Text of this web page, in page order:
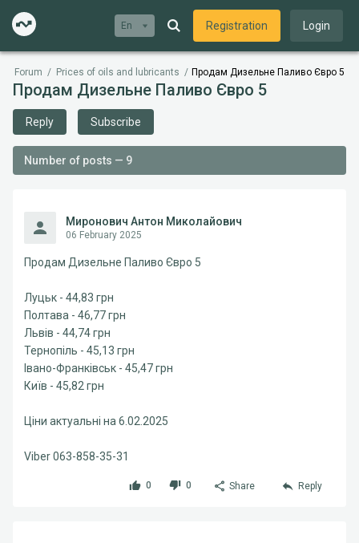
En Registration Login
Forum / Prices of oils and lubricants / Продам Дизельне Паливо Євро 5
Продам Дизельне Паливо Євро 5
Reply Subscribe
Number of posts — 9
Миронович Антон Миколайович
06 February 2025
Продам Дизельне Паливо Євро 5
Луцьк - 44,83 грн
Полтава - 46,77 грн
Львів - 44,74 грн
Тернопіль - 45,13 грн
Івано-Франківськ - 45,47 грн
Київ - 45,82 грн
Ціни актуальні на 6.02.2025
Viber 063-858-35-31
0 0 Share Reply